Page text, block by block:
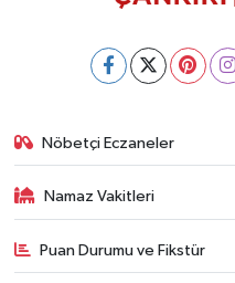
Nöbetçi Eczaneler
Namaz Vakitleri
Puan Durumu ve Fikstür